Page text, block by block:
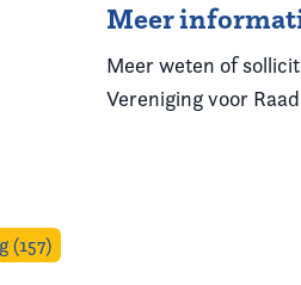
Meer
Meer weten of
Vereniging voor
(157)